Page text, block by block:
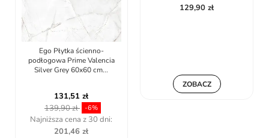
Ego Płytka ścienno-
podłogowa Prime Valencia
Silver Grey 60x60 cm...
131,51 zł
139,90 zł
-6%
Najniższa cena z 30 dni:
201,46 zł
129,90 zł